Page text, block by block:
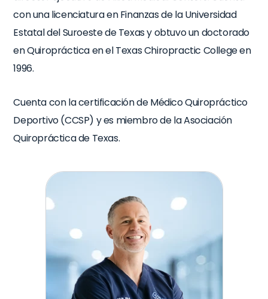
con una licenciatura en Finanzas de la Universidad
Estatal del Suroeste de Texas y obtuvo un doctorado
en Quiropráctica en el Texas Chiropractic College en
1996.
Cuenta con la certificación de Médico Quiropráctico
Deportivo (CCSP) y es miembro de la Asociación
Quiropráctica de Texas.